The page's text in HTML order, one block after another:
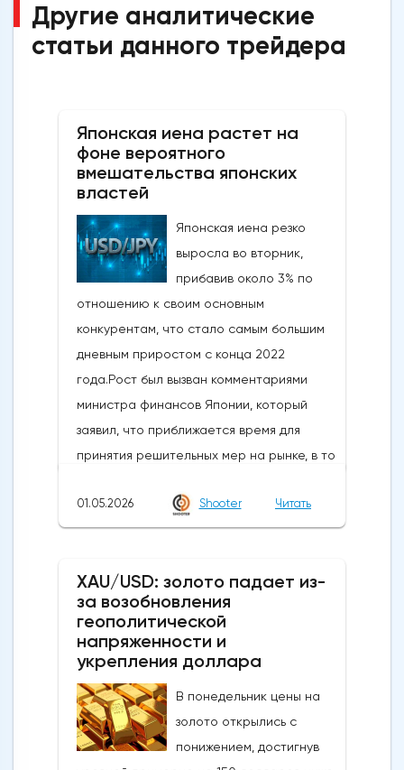
Другие аналитические
статьи данного трейдера
Японская иена растет на
фоне вероятного
вмешательства японских
властей
Японская иена резко
выросла во вторник,
прибавив около 3% по
отношению к своим основным
конкурентам, что стало самым большим
дневным приростом с конца 2022
года.Рост был вызван комментариями
министра финансов Японии, который
заявил, что приближается время для
принятия решительных мер на рынке, в то
ссылкой на правительство и центральный
банк говорилось, что японские власти
поддержать иену, которая достигла самых
низких уровней с середины 2024 года,
когда проводилась последняя
интервенция. произошло.Сегодняшние
действия следуют недавнему сообщению
о готовности властей вмешаться, когда
пара USDJPY преодолеет сопротивление
01.05.2026 Shooter Читать
XAU/USD: золото падает из-
за возобновления
геополитической
напряженности и
укрепления доллара
В понедельник цены на
золото открылись с
понижением, достигнув